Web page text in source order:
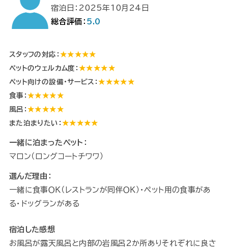
宿泊日：2025年10月24日
総合評価： 5.0
スタッフの対応： ★★★★★
ペットのウェルカム度：★★★★★
ペット向けの設備・サービス：★★★★★
食事：★★★★★
風呂：★★★★★
また泊まりたい： ★★★★★
一緒に泊まったペット：
マロン（ロングコートチワワ）
選んだ理由：
一緒に食事ＯＫ（レストランが同伴ＯＫ）・ペット用の食事があ
る・ドッグランがある
宿泊した感想
お風呂が露天風呂と内部の岩風呂2か所ありそれぞれに良さ